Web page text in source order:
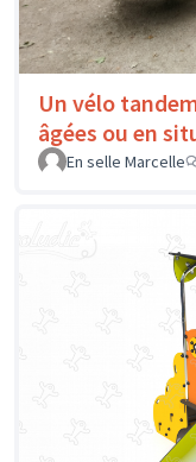
Un vélo
âgées ou en
En selle Marcelle